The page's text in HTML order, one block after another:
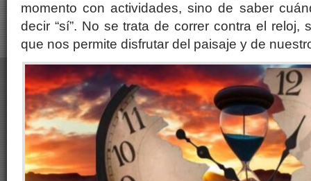
momento con actividades, sino de saber
decir “sí”. No se trata de correr contra el reloj,
que nos permite disfrutar del paisaje y de